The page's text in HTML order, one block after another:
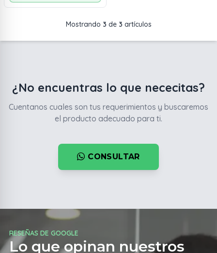
Mostrando 3 de 3 artículos
¿No encuentras lo que nececitas?
Cuentanos cuales son tus requerimientos y buscaremos
el producto adecuado para ti.
CONSULTAR
RESEÑAS DE GOOGLE
Lo que opinan nuestros